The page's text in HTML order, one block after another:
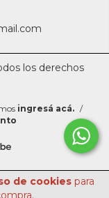
de cookiespara
los derechos
ingresá acá. /